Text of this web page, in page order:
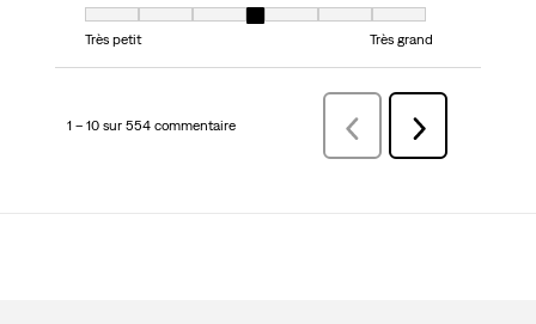
Taille, 4 sur 7, où 1 est égal à Très petit et 7 est égal à Très grand
Très petit
Très grand
1 – 10 sur 554 commentaire Précédentcommentaire
Suivant
commentaire